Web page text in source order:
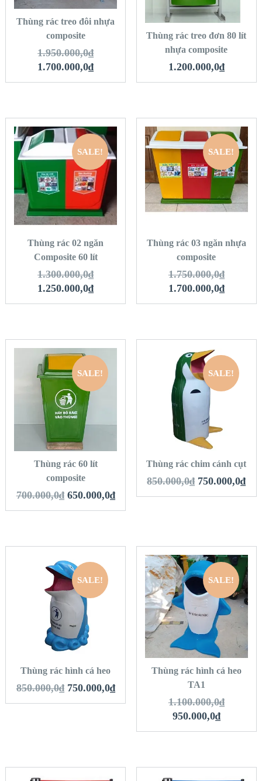
Thùng rác treo đôi nhựa
composite
1.950.000,0₫
1.700.000,0₫
HÀNG
Thùng rác treo đơn 80 lít
nhựa composite
1.200.000,0₫
SALE!
QUICK LOOK
VIEW DETAILS
THÊM VÀO GIỎ
HÀNG
Thùng rác 02 ngăn
Composite 60 lít
1.300.000,0₫
1.250.000,0₫
SALE!
QUICK LOOK
VIEW DETAILS
THÊM VÀO GIỎ
Thùng rác 03 ngăn nhựa
composite
1.750.000,0₫
1.700.000,0₫
SALE!
QUICK LOOK
VIEW DETAILS
THÊM VÀO GIỎ
HÀNG
Thùng rác 60 lít
composite
700.000,0₫ 650.000,0₫
SALE!
QUICK LOOK
VIEW DETAILS
THÊM VÀO GIỎ
HÀNG
Thùng rác chim cánh cụt
850.000,0₫ 750.000,0₫
SALE!
QUICK LOOK
VIEW DETAILS
THÊM VÀO GIỎ
HÀNG
Thùng rác hình cá heo
850.000,0₫ 750.000,0₫
SALE!
QUICK LOOK
VIEW DETAILS
THÊM VÀO GIỎ
HÀNG
Thùng rác hình cá heo
TA1
1.100.000,0₫
950.000,0₫